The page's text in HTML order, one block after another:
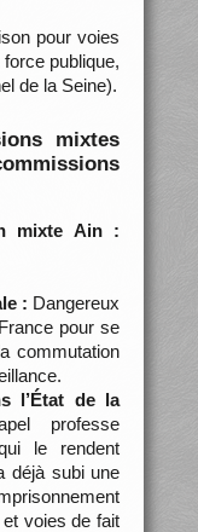
pour voies
publique,
de la Seine).
mixtes
mixte Ain :
: Dangereux
pour se
commutation
l’État de la
professe
le rendent
déjà subi une
voies de fait